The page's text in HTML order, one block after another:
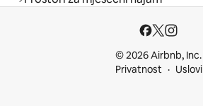
© 2026 Airbnb, Inc.
Privatnost
Uslovi